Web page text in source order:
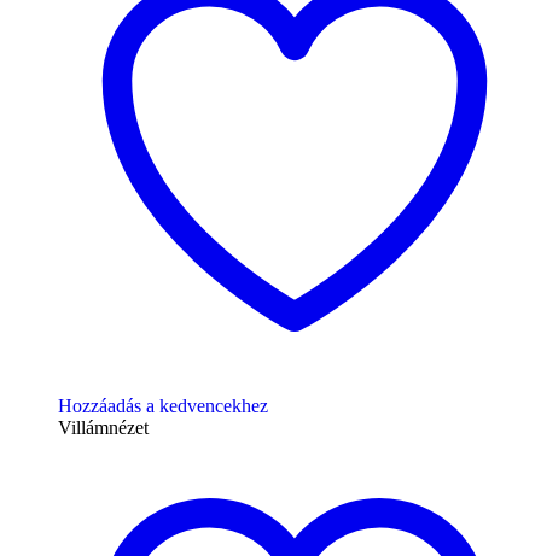
Hozzáadás a kedvencekhez
Villámnézet